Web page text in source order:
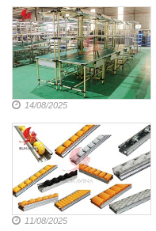
14/08/2025
11/08/2025